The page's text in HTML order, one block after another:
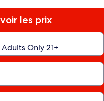
les prix